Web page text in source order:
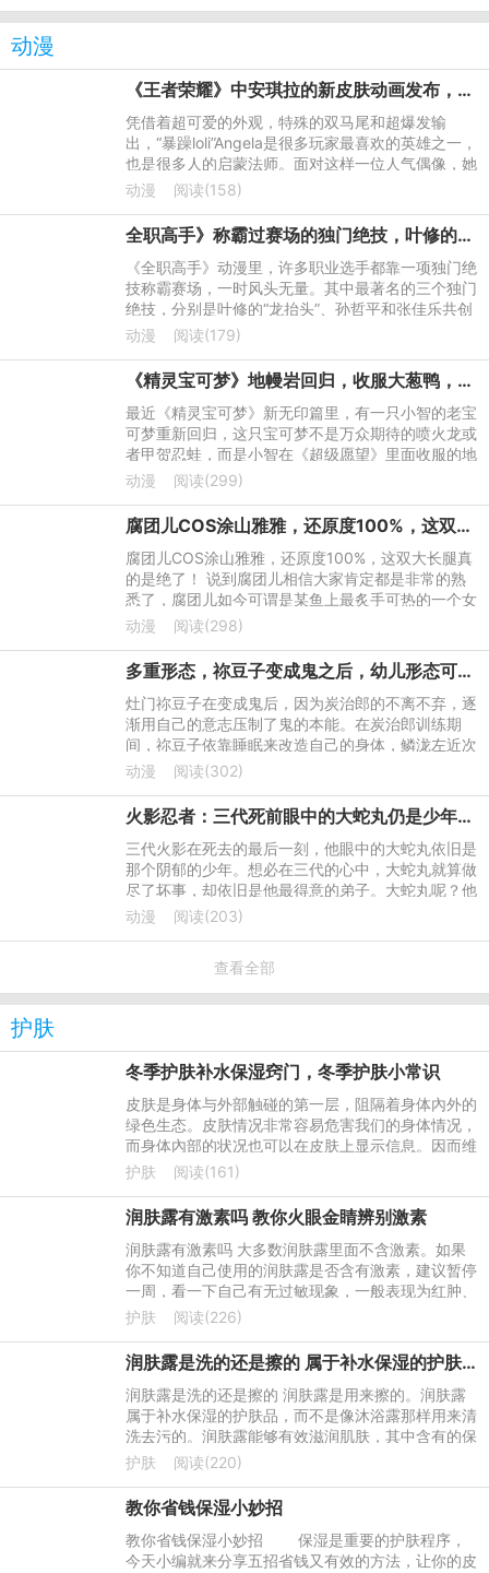
动漫
《王者荣耀》中安琪拉的新皮肤动画发布，皮肤将于近期上架
凭借着超可爱的外观，特殊的双马尾和超爆发输
出，“暴躁loli”Angela是很多玩家最喜欢的英雄之一，
也是很多人的启蒙法师。面对这样一位人气偶像，她
的皮肤动画会是什么样子？9月6日，王者荣耀正式
动漫 阅读(158)
全职高手》称霸过赛场的独门绝技，叶修的反而更容易学！
《全职高手》动漫里，许多职业选手都靠一项独门绝
技称霸赛场，一时风头无量。其中最著名的三个独门
绝技，分别是叶修的“龙抬头”、孙哲平和张佳乐共创
的“繁花血景”，以及王杰希的“魔术师打法”。其中“龙
动漫 阅读(179)
《精灵宝可梦》地幔岩回归，收服大葱鸭，小智的第六只宝可梦？
最近《精灵宝可梦》新无印篇里，有一只小智的老宝
可梦重新回归，这只宝可梦不是万众期待的喷火龙或
者甲贺忍蛙，而是小智在《超级愿望》里面收服的地
幔岩。地幔岩人气不算高，硬实力不算强，它回归并
动漫 阅读(299)
腐团儿COS涂山雅雅，还原度100%，这双大长腿真的是绝了！
腐团儿COS涂山雅雅，还原度100%，这双大长腿真
的是绝了！ 说到腐团儿相信大家肯定都是非常的熟
悉了，腐团儿如今可谓是某鱼上最炙手可热的一个女
主播了。本来一开始腐团儿也是和很多女主播一样，
动漫 阅读(298)
多重形态，祢豆子变成鬼之后，幼儿形态可爱，完全鬼化压迫力十足
灶门祢豆子在变成鬼后，因为炭治郎的不离不弃，逐
渐用自己的意志压制了鬼的本能。在炭治郎训练期
间，祢豆子依靠睡眠来改造自己的身体，鳞泷左近次
还给她下了人类是家人的暗示，虽然她已经学会控制
动漫 阅读(302)
火影忍者：三代死前眼中的大蛇丸仍是少年，大蛇丸真的想杀三代吗？
三代火影在死去的最后一刻，他眼中的大蛇丸依旧是
那个阴郁的少年。想必在三代的心中，大蛇丸就算做
尽了坏事，却依旧是他最得意的弟子。大蛇丸呢？他
真的是真心想要杀死自己的老师吗？
动漫 阅读(203)
查看全部
护肤
冬季护肤补水保湿窍门，冬季护肤小常识
皮肤是身体与外部触碰的第一层，阻隔着身体內外的
绿色生态。皮肤情况非常容易危害我们的身体情况，
而身体內部的状况也可以在皮肤上显示信息。因而维
护好皮肤很重要，给皮肤补水保湿在冬天更关键。
护肤 阅读(161)
润肤露有激素吗 教你火眼金睛辨别激素
润肤露有激素吗 大多数润肤露里面不含激素。如果
你不知道自己使用的润肤露是否含有激素，建议暂停
一周，看一下自己有无过敏现象，一般表现为红肿、
起疹子、干燥等等，因为长期使用激素产品，容易对
护肤 阅读(226)
润肤露是洗的还是擦的 属于补水保湿的护肤品
润肤露是洗的还是擦的 润肤露是用来擦的。润肤露
属于补水保湿的护肤品，而不是像沐浴露那样用来清
洗去污的。润肤露能够有效滋润肌肤，其中含有的保
湿因子能够帮助水润肌肤，再加上其中的含有配方能
护肤 阅读(220)
教你省钱保湿小妙招
教你省钱保湿小妙招 保湿是重要的护肤程序，
今天小编就来分享五招省钱又有效的方法，让你的皮